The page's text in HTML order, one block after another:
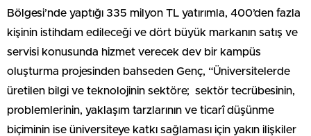
Bölgesi’nde yaptığı 335 milyon TL yatırımla, 400’den fazla
kişinin istihdam edileceği ve dört büyük markanın satış ve
servisi konusunda hizmet verecek dev bir kampüs
oluşturma projesinden bahseden Genç, “Üniversitelerde
üretilen bilgi ve teknolojinin sektöre; sektör tecrübesinin,
problemlerinin, yaklaşım tarzlarının ve ticarî düşünme
biçiminin ise üniversiteye katkı sağlaması için yakın ilişkiler